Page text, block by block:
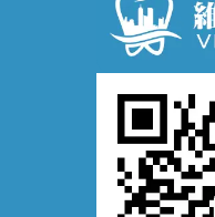
牙齦萎縮